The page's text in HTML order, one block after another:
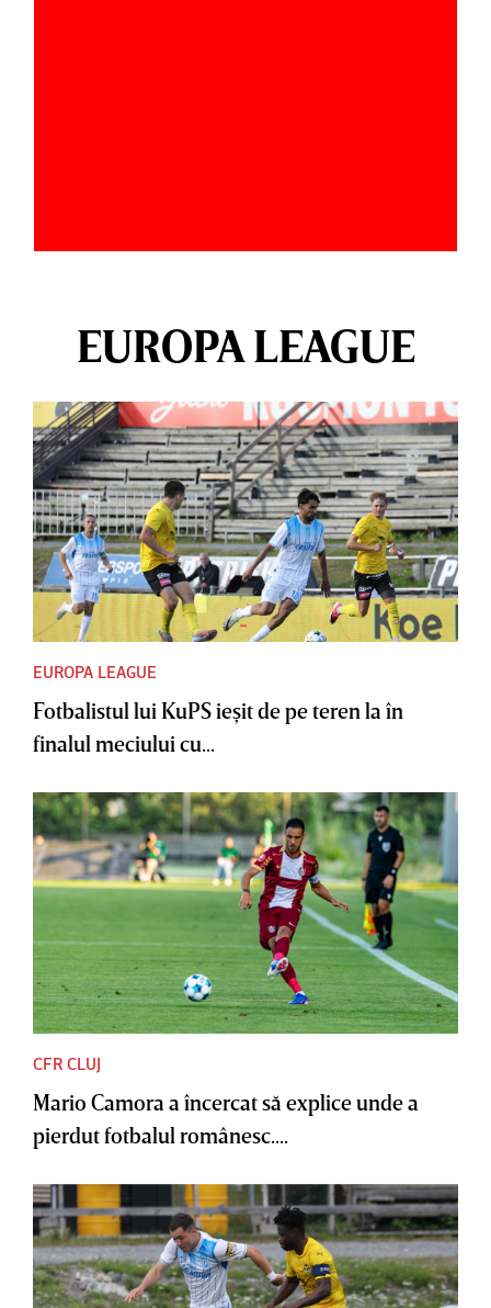
EUROPA LEAGUE
EUROPA LEAGUE
Fotbalistul lui KuPS ieşit de pe teren la în
finalul meciului cu...
CFR CLUJ
Mario Camora a încercat să explice unde a
pierdut fotbalul românesc....